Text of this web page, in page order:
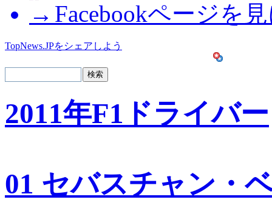
Facebookページを
TopNews.JPをシェアしよう
2011年F1ドライバー
01 セバスチャン・